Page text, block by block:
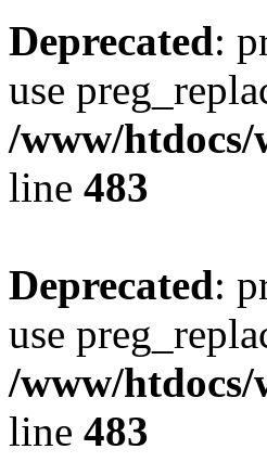
Deprecated:
use
/www/
line 483
Deprecated:
use
/www/
line 483